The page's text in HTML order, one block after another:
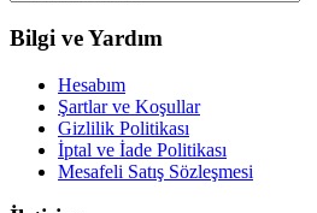
Bilgi ve Yardım
Hesabım
Şartlar ve Koşullar
Gizlilik Politikası
İptal ve İade Politikası
Mesafeli Satış Sözleşmesi